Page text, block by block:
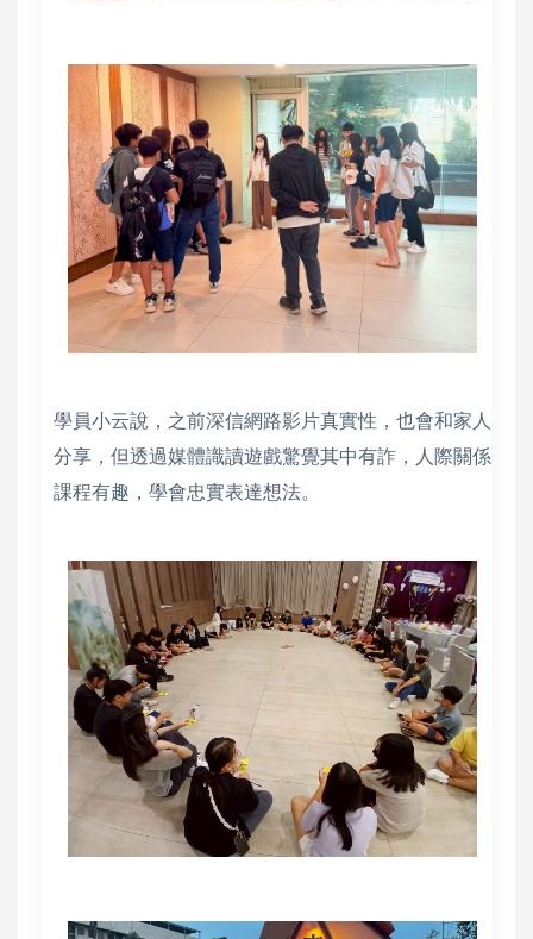
學員小云說，之前深信網路影片真實性，也會和家人
分享，但透過媒體識讀遊戲驚覺其中有詐，人際關係
課程有趣，學會忠實表達想法。